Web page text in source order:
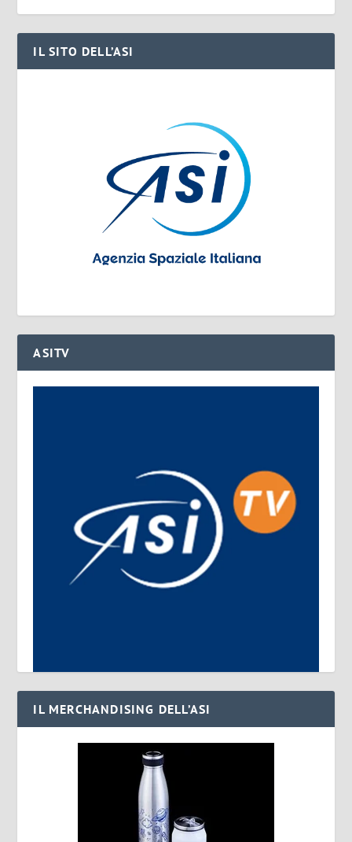
IL SITO DELL’ASI
ASITV
IL MERCHANDISING DELL’ASI